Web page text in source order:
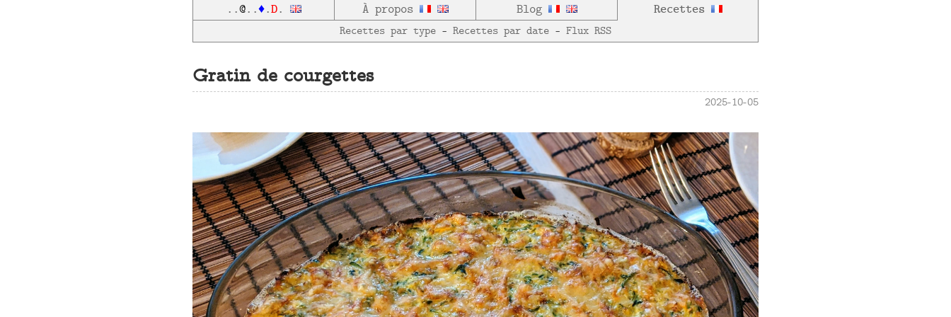
..@..♦.D. À propos Blog Recettes
Recettes par type — Recettes par date — Flux RSS
Gratin de courgettes
2025-10-05